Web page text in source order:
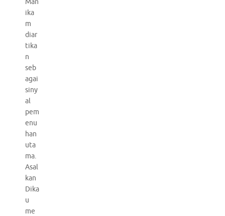
Man
ika
m
diar
tika
n
seb
agai
siny
al
pem
enu
han
uta
ma.
Asal
kan
Dika
u
me